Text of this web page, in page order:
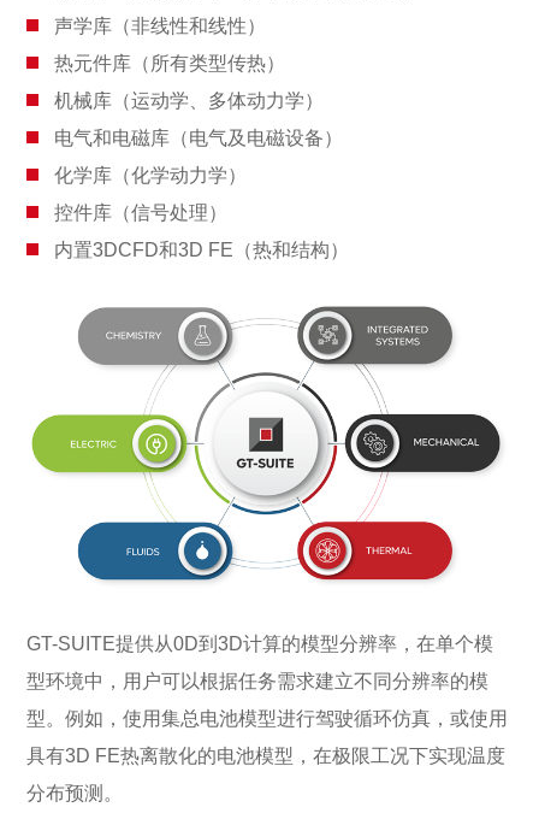
声学库（非线性和线性）
热元件库（所有类型传热）
机械库（运动学、多体动力学）
电气和电磁库（电气及电磁设备）
化学库（化学动力学）
控件库（信号处理）
内置3DCFD和3D FE（热和结构）
GT-SUITE提供从0D到3D计算的模型分辨率，在单个模
型环境中，用户可以根据任务需求建立不同分辨率的模
型。例如，使用集总电池模型进行驾驶循环仿真，或使用
具有3D FE热离散化的电池模型，在极限工况下实现温度
分布预测。